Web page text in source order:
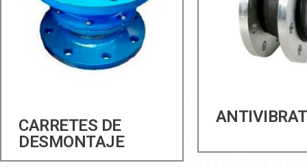
CARRETES DE
DESMONTAJE